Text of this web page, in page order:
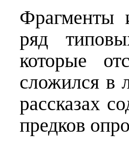
Фрагменты
ряд
которые
сложился в
рассказах
предков